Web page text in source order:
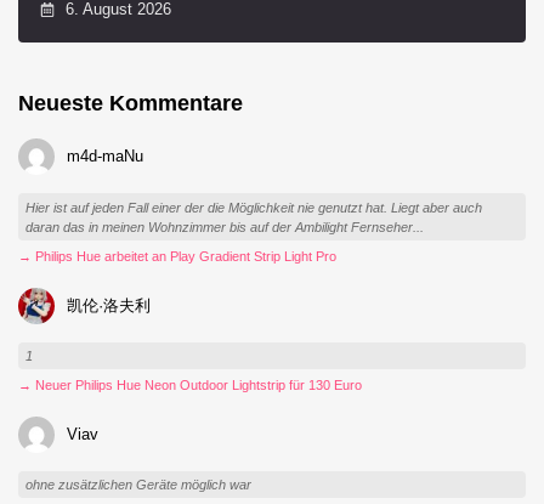
6. August 2026
Neueste Kommentare
m4d-maNu
Hier ist auf jeden Fall einer der die Möglichkeit nie genutzt hat. Liegt aber auch
daran das in meinen Wohnzimmer bis auf der Ambilight Fernseher...
→ Philips Hue arbeitet an Play Gradient Strip Light Pro
凯伦·洛夫利
1
→ Neuer Philips Hue Neon Outdoor Lightstrip für 130 Euro
Viav
ohne zusätzlichen Geräte möglich war